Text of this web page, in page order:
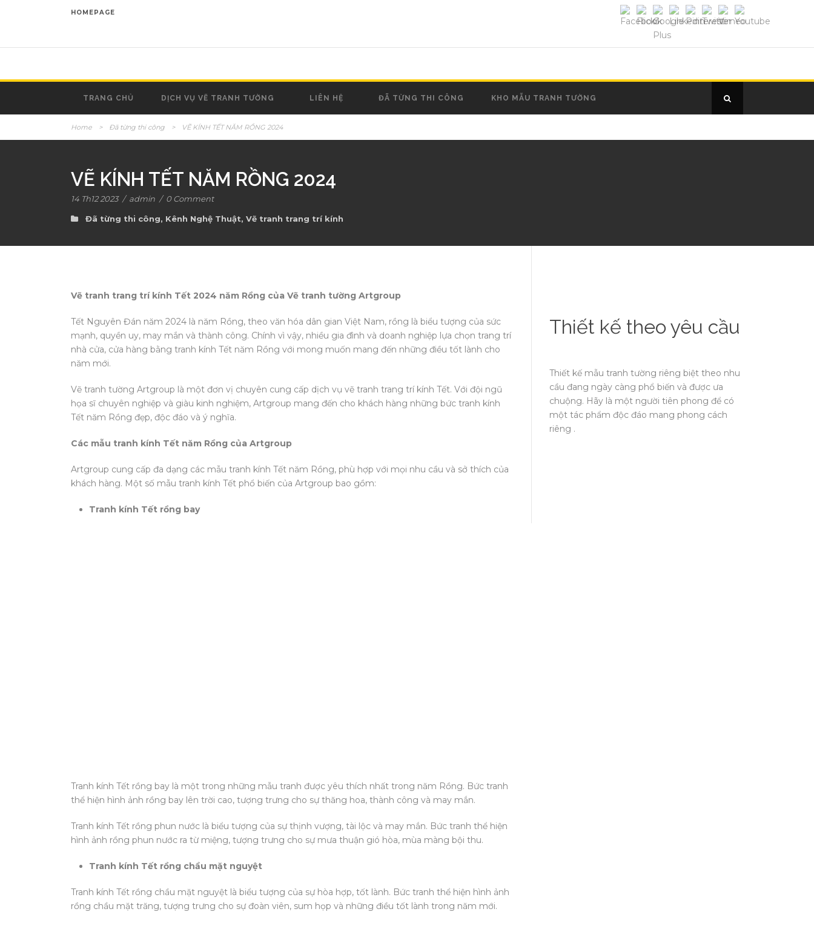
HOMEPAGE
TRANG CHỦ DỊCH VỤ VẼ TRANH TƯỜNG LIÊN HỆ ĐÃ TỪNG THI CÔNG KHO MẪU TRANH TƯỜNG
Home > Đã từng thi công > VẼ KÍNH TẾT NĂM RỒNG 2024
VẼ KÍNH TẾT NĂM RỒNG 2024
14 Th12 2023 / admin / 0 Comment
Đã từng thi công, Kênh Nghệ Thuật, Vẽ tranh trang trí kính
Vẽ tranh trang trí kính Tết 2024 năm Rồng của Vẽ tranh tường Artgroup
Tết Nguyên Đán năm 2024 là năm Rồng, theo văn hóa dân gian Việt Nam, rồng là biểu tượng của sức
mạnh, quyền uy, may mắn và thành công. Chính vì vậy, nhiều gia đình và doanh nghiệp lựa chọn trang trí
nhà cửa, cửa hàng bằng tranh kính Tết năm Rồng với mong muốn mang đến những điều tốt lành cho
năm mới.
Vẽ tranh tường Artgroup là một đơn vị chuyên cung cấp dịch vụ vẽ tranh trang trí kính Tết. Với đội ngũ
họa sĩ chuyên nghiệp và giàu kinh nghiệm, Artgroup mang đến cho khách hàng những bức tranh kính
Tết năm Rồng đẹp, độc đáo và ý nghĩa.
Các mẫu tranh kính Tết năm Rồng của Artgroup
Artgroup cung cấp đa dạng các mẫu tranh kính Tết năm Rồng, phù hợp với mọi nhu cầu và sở thích của
khách hàng. Một số mẫu tranh kính Tết phổ biến của Artgroup bao gồm:
Tranh kính Tết rồng bay
Tranh kính Tết rồng bay là một trong những mẫu tranh được yêu thích nhất trong năm Rồng. Bức tranh
thể hiện hình ảnh rồng bay lên trời cao, tượng trưng cho sự thăng hoa, thành công và may mắn.
Tranh kính Tết rồng phun nước là biểu tượng của sự thịnh vượng, tài lộc và may mắn. Bức tranh thể hiện
hình ảnh rồng phun nước ra từ miệng, tượng trưng cho sự mưa thuận gió hòa, mùa màng bội thu.
Tranh kính Tết rồng chầu mặt nguyệt
Tranh kính Tết rồng chầu mặt nguyệt là biểu tượng của sự hòa hợp, tốt lành. Bức tranh thể hiện hình ảnh
rồng chầu mặt trăng, tượng trưng cho sự đoàn viên, sum họp và những điều tốt lành trong năm mới.
Thiết kế theo yêu cầu
Thiết kế mẫu tranh tường riêng biệt theo nhu
cầu đang ngày càng phổ biến và được ưa
chuộng. Hãy là một người tiên phong để có
một tác phẩm độc đáo mang phong cách
riêng .